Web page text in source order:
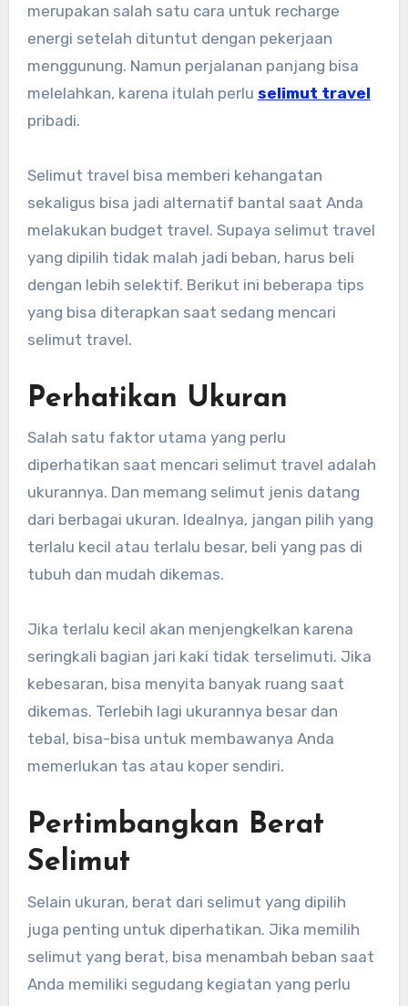
merupakan salah satu cara untuk recharge
energi setelah dituntut dengan pekerjaan
menggunung. Namun perjalanan panjang bisa
melelahkan, karena itulah perlu selimut travel
pribadi.
Selimut travel bisa memberi kehangatan
sekaligus bisa jadi alternatif bantal saat Anda
melakukan budget travel. Supaya selimut travel
yang dipilih tidak malah jadi beban, harus beli
dengan lebih selektif. Berikut ini beberapa tips
yang bisa diterapkan saat sedang mencari
selimut travel.
Perhatikan Ukuran
Salah satu faktor utama yang perlu
diperhatikan saat mencari selimut travel adalah
ukurannya. Dan memang selimut jenis datang
dari berbagai ukuran. Idealnya, jangan pilih yang
terlalu kecil atau terlalu besar, beli yang pas di
tubuh dan mudah dikemas.
Jika terlalu kecil akan menjengkelkan karena
seringkali bagian jari kaki tidak terselimuti. Jika
kebesaran, bisa menyita banyak ruang saat
dikemas. Terlebih lagi ukurannya besar dan
tebal, bisa-bisa untuk membawanya Anda
memerlukan tas atau koper sendiri.
Pertimbangkan Berat
Selimut
Selain ukuran, berat dari selimut yang dipilih
juga penting untuk diperhatikan. Jika memilih
selimut yang berat, bisa menambah beban saat
Anda memiliki segudang kegiatan yang perlu